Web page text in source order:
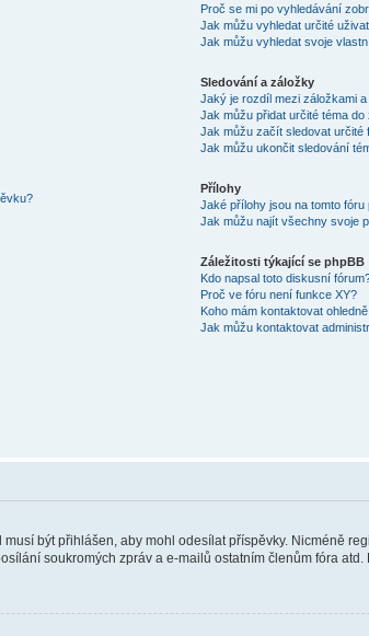
Proč se mi po vyhledávání
Jak můžu vyhledat určité
Jak můžu vyhledat svoje
Sledování a záložky
Jaký je rozdíl mezi záložkami
Jak můžu přidat určité téma
Jak můžu začít sledovat určité
Jak můžu ukončit sledování
Přílohy
Jaké přílohy jsou na tomto fóru
Jak můžu najít všechny svoje
Záležitosti týkající se phpBB
Kdo napsal toto diskusní
Proč ve fóru není funkce XY?
Koho mám kontaktovat
Jak můžu kontaktovat
být přihlášen, aby mohl odesílat příspěvky. Nicméně
soukromých zpráv a e-mailů ostatním členům fóra